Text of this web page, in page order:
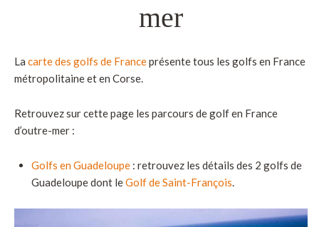
mer
La carte des golfs de Franceprésente tous les golfs en France
métropolitaine et en Corse.
Retrouvez sur cette page les parcours de golf en France
d’outre-mer :
Golfs en Guadeloupe : retrouvez les détails des 2 golfs de
Guadeloupe dont leGolf de Saint-François.